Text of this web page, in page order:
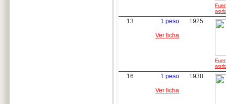
13
1 peso
Ver ficha
1925
16
1 peso
Ver ficha
1938